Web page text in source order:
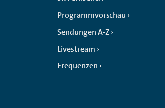
Programmvorschau
Sendungen A-Z
Livestream
Frequenzen